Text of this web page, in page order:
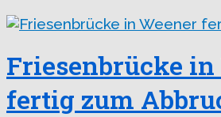
Friesenbrücke in
fertig zum